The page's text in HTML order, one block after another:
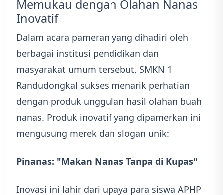
Memukau dengan Olahan Nanas
Inovatif
Dalam acara pameran yang dihadiri oleh
berbagai institusi pendidikan dan
masyarakat umum tersebut, SMKN 1
Randudongkal sukses menarik perhatian
dengan produk unggulan hasil olahan buah
nanas. Produk inovatif yang dipamerkan ini
mengusung merek dan slogan unik:
Pinanas: "Makan Nanas Tanpa di Kupas"
Inovasi ini lahir dari upaya para siswa APHP